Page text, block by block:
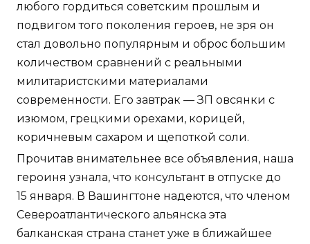
любого гордиться советским прошлым и
подвигом того поколения героев, не зря он
стал довольно популярным и оброс большим
количеством сравнений с реальными
милитаристскими материалами
современности. Его завтрак — ЗП овсянки с
изюмом, грецкими орехами, корицей,
коричневым сахаром и щепоткой соли.
Прочитав внимательнее все объявления, наша
героиня узнала, что консультант в отпуске до
15 января. В Вашингтоне надеются, что членом
Североатлантического альянска эта
балканская страна станет уже в ближайшее